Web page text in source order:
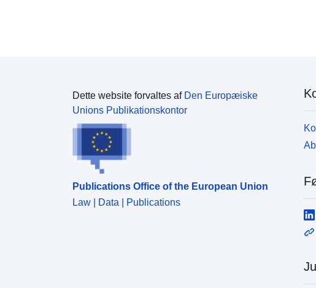
Dette website forvaltes af Den Europæiske
Unions Publikationskontor
Publications Office of the European Union
Law | Data | Publications